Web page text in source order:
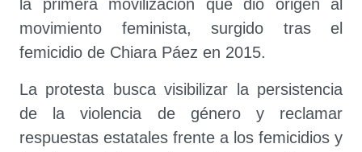
la primera movilización que dio origen al
movimiento feminista, surgido tras el
femicidio de Chiara Páez en 2015.
La protesta busca visibilizar la persistencia
de la violencia de género y reclamar
respuestas estatales frente a los femicidios y